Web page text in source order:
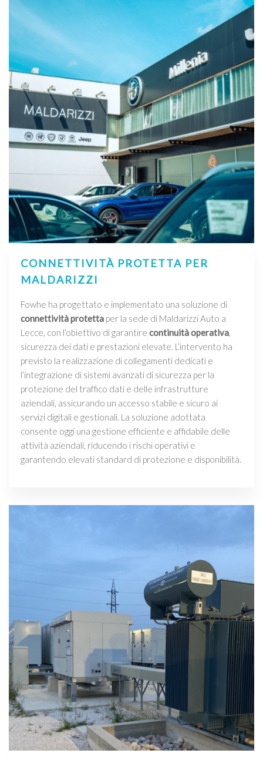
CONNETTIVITÀ PROTETTA PER
MALDARIZZI
Fowhe ha progettato e implementato una soluzione di
connettività protetta per la sede di Maldarizzi Auto a
Lecce, con l’obiettivo di garantire continuità operativa,
sicurezza dei dati e prestazioni elevate. L’intervento ha
previsto la realizzazione di collegamenti dedicati e
l’integrazione di sistemi avanzati di sicurezza per la
protezione del traffico dati e delle infrastrutture
aziendali, assicurando un accesso stabile e sicuro ai
servizi digitali e gestionali. La soluzione adottata
consente oggi una gestione efficiente e affidabile delle
attività aziendali, riducendo i rischi operativi e
garantendo elevati standard di protezione e disponibilità.